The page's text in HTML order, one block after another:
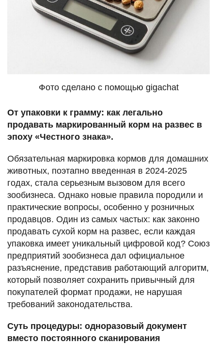
Фото сделано с помощью gigachat
От упаковки к грамму: как легально
продавать маркированный корм на развес в
эпоху «Честного знака».
Обязательная маркировка кормов для домашних
животных, поэтапно введенная в 2024-2025
годах, стала серьезным вызовом для всего
зообизнеса. Однако новые правила породили и
практические вопросы, особенно у розничных
продавцов. Один из самых частых: как законно
продавать сухой корм на развес, если каждая
упаковка имеет уникальный цифровой код? Союз
предприятий зообизнеса дал официальное
разъяснение, представив работающий алгоритм,
который позволяет сохранить привычный для
покупателей формат продажи, не нарушая
требований законодательства.
Суть процедуры: одноразовый документ
вместо постоянного сканирования